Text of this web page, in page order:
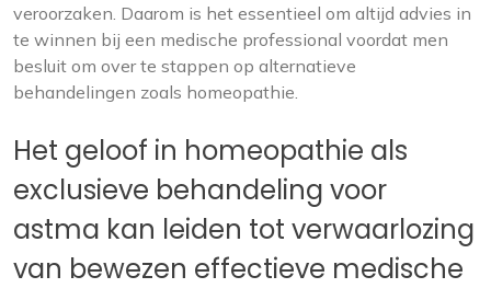
veroorzaken. Daarom is het essentieel om altijd advies in
te winnen bij een medische professional voordat men
besluit om over te stappen op alternatieve
behandelingen zoals homeopathie.
Het geloof in homeopathie als
exclusieve behandeling voor
astma kan leiden tot verwaarlozing
van bewezen effectieve medische